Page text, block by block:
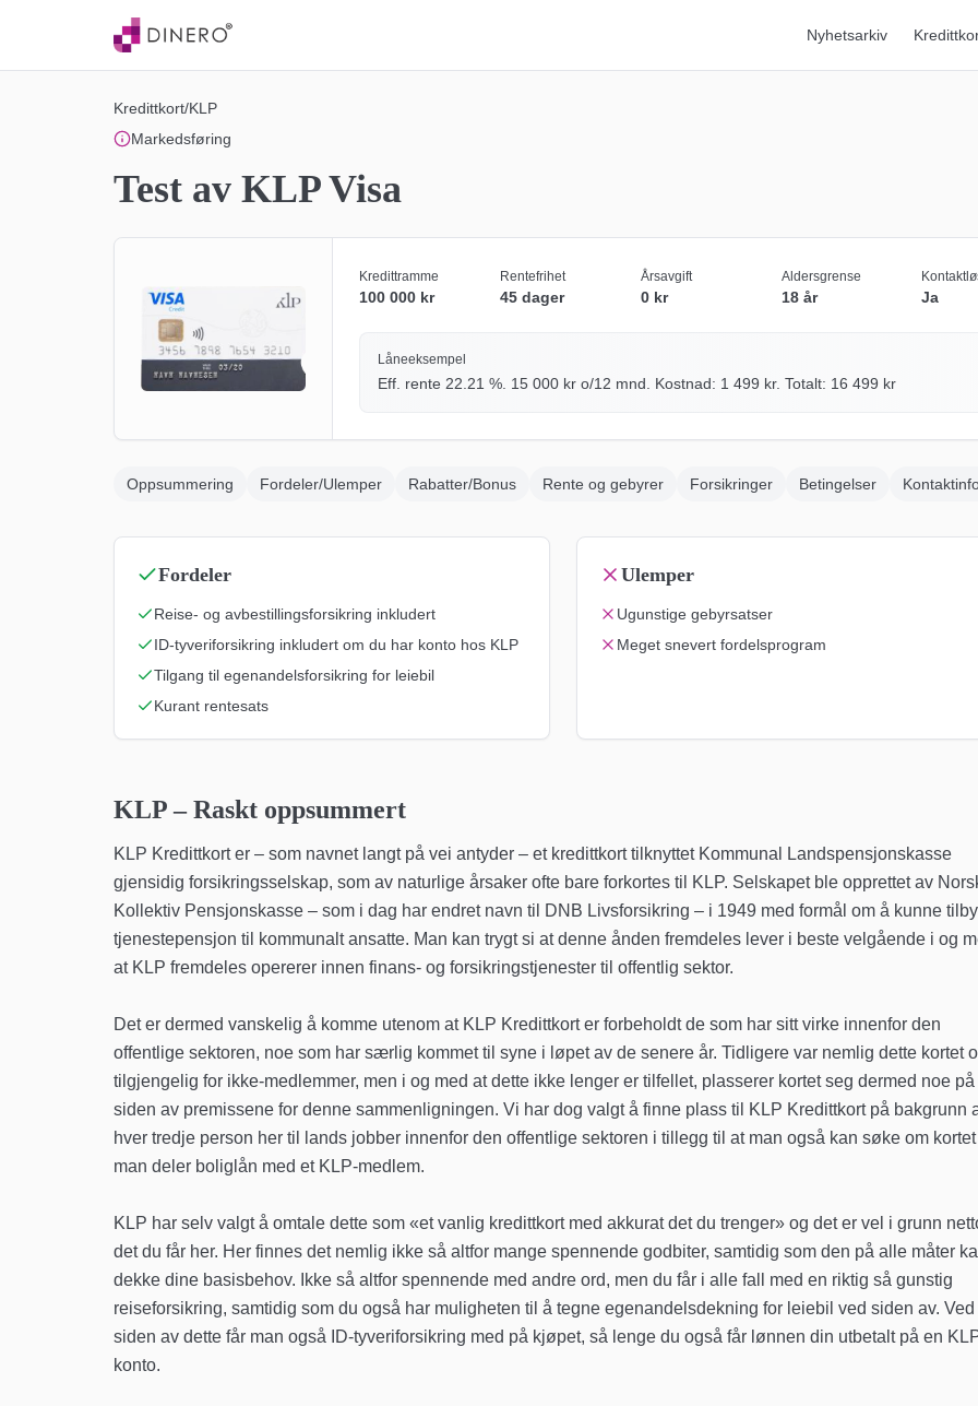
Nyhetsarkiv
Kredittkort/KLP
Markedsføring
Test av KLP Visa
Kredittramme
100 000 kr
Rentefrihet
45 dager
Årsavgift
0 kr
Aldersgrense
18 år Ja
Låneeksempel
Eff. rente 22.21 %. 15 000 kr o/12 mnd. Kostnad: 1 499 kr. Totalt: 16 499 kr
Oppsummering Fordeler/Ulemper Rabatter/Bonus Rente og gebyrer Forsikringer Betingelser
Fordeler
Reise- og avbestillingsforsikring inkludert
ID-tyveriforsikring inkludert om du har konto hos KLP
Tilgang til egenandelsforsikring for leiebil
Kurant rentesats
Ulemper
Ugunstige gebyrsatser
Meget snevert fordelsprogram
KLP– Raskt oppsummert
KLP Kredittkort er – som navnet langt på vei antyder – et kredittkort tilknyttet Kommunal Landspensjonskasse
gjensidig forsikringsselskap, som av naturlige årsaker ofte bare forkortes til KLP. Selskapet ble opprettet av
Kollektiv Pensjonskasse – som i dag har endret navn til DNB Livsforsikring – i 1949 med formål om å kunne tilby
tjenestepensjon til kommunalt ansatte. Man kan trygt si at denne ånden fremdeles lever i beste velgående i og
at KLP fremdeles opererer innen finans- og forsikringstjenester til offentlig sektor.
Det er dermed vanskelig å komme utenom at KLP Kredittkort er forbeholdt de som har sitt virke innenfor den
offentlige sektoren, noe som har særlig kommet til syne i løpet av de senere år. Tidligere var nemlig dette kortet
tilgjengelig for ikke-medlemmer, men i og med at dette ikke lenger er tilfellet, plasserer kortet seg dermed noe på
siden av premissene for denne sammenligningen. Vi har dog valgt å finne plass til KLP Kredittkort på bakgrunn
hver tredje person her til lands jobber innenfor den offentlige sektoren i tillegg til at man også kan søke om
man deler boliglån med et KLP-medlem.
KLP har selv valgt å omtale dette som «et vanlig kredittkort med akkurat det du trenger» og det er vel i grunn
det du får her. Her finnes det nemlig ikke så altfor mange spennende godbiter, samtidig som den på alle måter
dekke dine basisbehov. Ikke så altfor spennende med andre ord, men du får i alle fall med en riktig så gunstig
reiseforsikring, samtidig som du også har muligheten til å tegne egenandelsdekning for leiebil ved siden av. Ved
siden av dette får man også ID-tyveriforsikring med på kjøpet, så lenge du også får lønnen din utbetalt på en
konto.